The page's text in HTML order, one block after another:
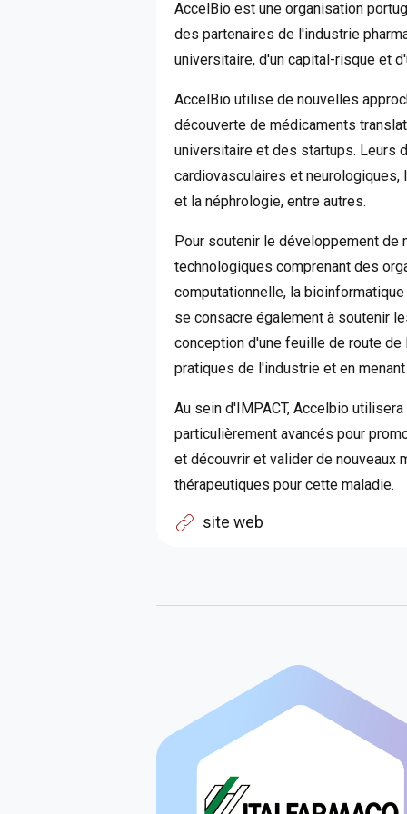
AccelBio est une organisation
des partenaires de l'industrie
universitaire, d'un capital-risque et
AccelBio utilise de nouvelles
découverte de médicaments
universitaire et des startups. Leurs
cardiovasculaires et
et la néphrologie, entre autres.
Pour soutenir le développement
technologiques comprenant des
computationnelle, la
se consacre également à soutenir
conception d'une feuille de route
pratiques de l'industrie et en
Au sein d'IMPACT, Accelbio
particulièrement avancés pour
et découvrir et valider de nouveaux
thérapeutiques pour cette maladie.
site web